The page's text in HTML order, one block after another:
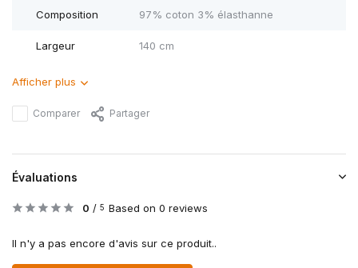
Composition 97% coton 3% élasthanne
Largeur 140 cm
Afficher plus
Comparer Partager
Évaluations
0 / 5 Based on 0 reviews
Il n'y a pas encore d'avis sur ce produit..